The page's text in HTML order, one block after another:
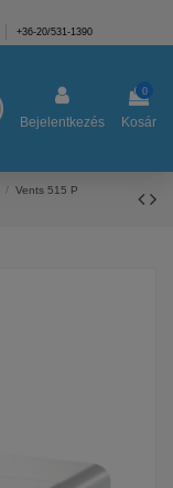
+36-20/531-1390
Bejelentkezés
0
Kosár
Vents 515 P